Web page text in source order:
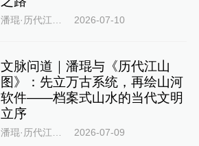
2026-07-10
文脉问道｜潘琨与《历代江山
图》：先立万古系统，再绘山河
软件——档案式山水的当代文明
立序
潘琨·历代江山图 2026-07-09